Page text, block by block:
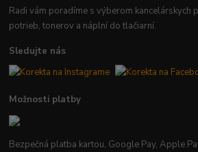
Radi vám poradíme s výberom kancelárskych
potrieb, tonerov a náplní do tlačiarní.
Sledujte nás
Možnosti platby
Bezpečná platba kartou, Google Pay, Apple